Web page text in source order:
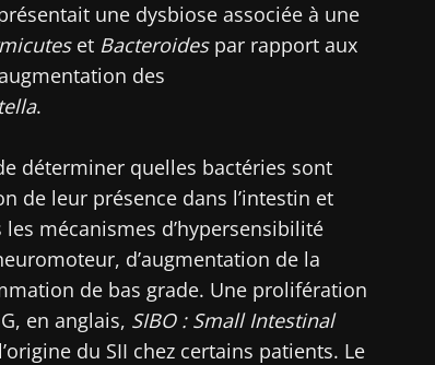
une dysbiose associée à une
et Bacteroidespar rapport aux
des
.
déterminer quelles bactéries sont
de leur présence dans l’intestin et
mécanismes d’hypersensibilité
d’augmentation de la
de bas grade. Une prolifération
en anglais, SIBO : Small Intestinal
du SII chez certains patients. Le
pas si vite !